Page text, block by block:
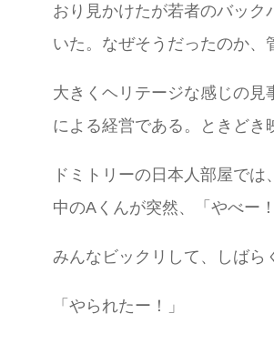
おり見かけたが若者のバッ
いた。なぜそうだったのか、
大きくヘリテージな感じの
による経営である。ときどき
ドミトリーの日本人部屋で
中のAくんが突然、「やべー
みんなビックリして、しばら
「やられたー！」